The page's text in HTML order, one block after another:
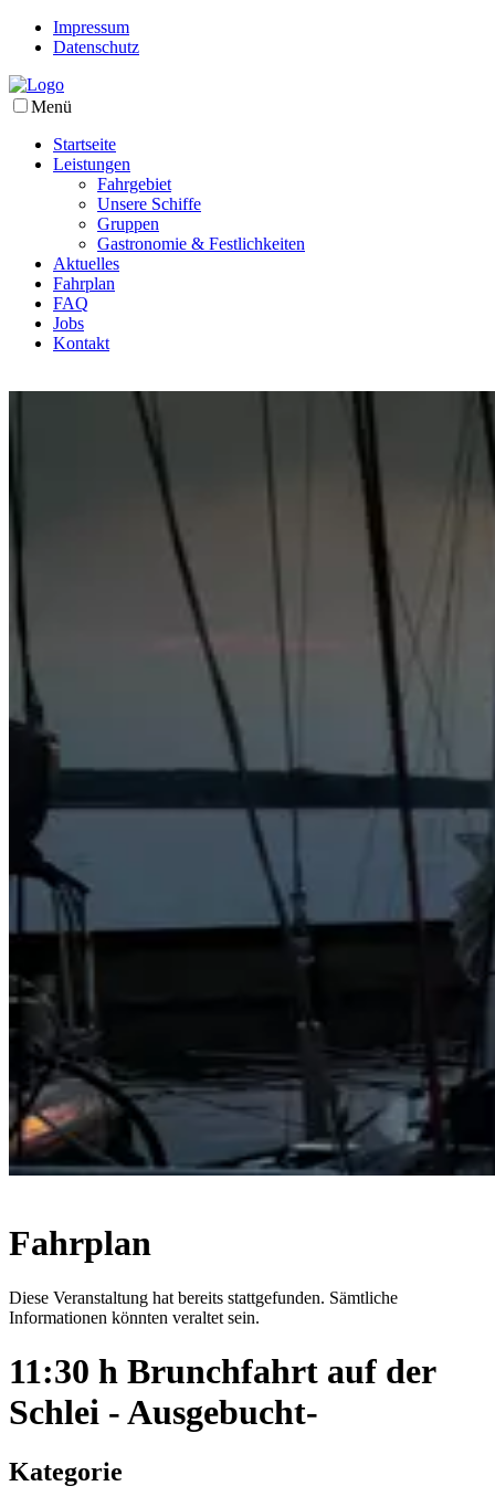
Impressum
Datenschutz
Menü
Startseite
Leistungen
Fahrgebiet
Unsere Schiffe
Gruppen
Gastronomie & Festlichkeiten
Aktuelles
Fahrplan
FAQ
Jobs
Kontakt
Fahrplan
Diese Veranstaltung hat bereits stattgefunden. Sämtliche
Informationen könnten veraltet sein.
11:30 h Brunchfahrt auf der
Schlei - Ausgebucht-
Kategorie